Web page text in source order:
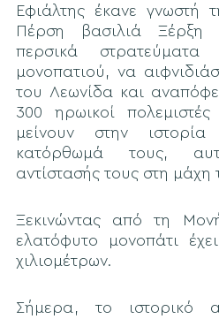
Εφιάλτης έκανε γνωστή
Πέρση βασιλιά Ξέρξη
περσικά
μονοπατιού, να
του Λεωνίδα και
300 ηρωικοί
μείνουν στην
κατόρθωμά τους,
αντίστασής τους στη
Ξεκινώντας από τη
ελατόφυτο μονοπάτι
χιλιομέτρων.
Σήμερα, το ιστορικό